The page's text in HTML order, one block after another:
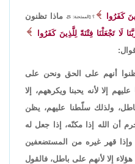
كَفَرُوا ؟ [الممتحنة: 5]،
ماذا تظنون
لَا تَجْعَلْنَا فِتْنَةً لِلَّذِينَ كَفَرُوا
أنهم على الحق ونحن على
إلا لأنه يحبنا ويكرههم، إلا
ولذلك سلّطنا عليهم، يظن
أن الله إذا مكنّه، إذا جعل له
قهر غيره من المستضعفين
إلا لأنهم على باطل، فالقول